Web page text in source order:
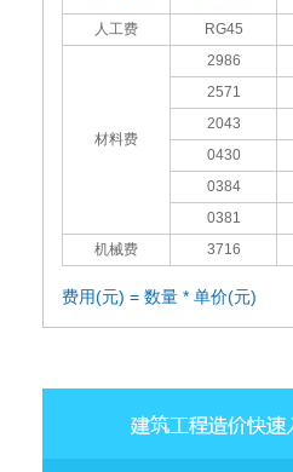
人工费 RG45
材料费
2986
2571
2043
0430
0384
0381
机械费
3716
费用(元) = 数量 * 单价(元)